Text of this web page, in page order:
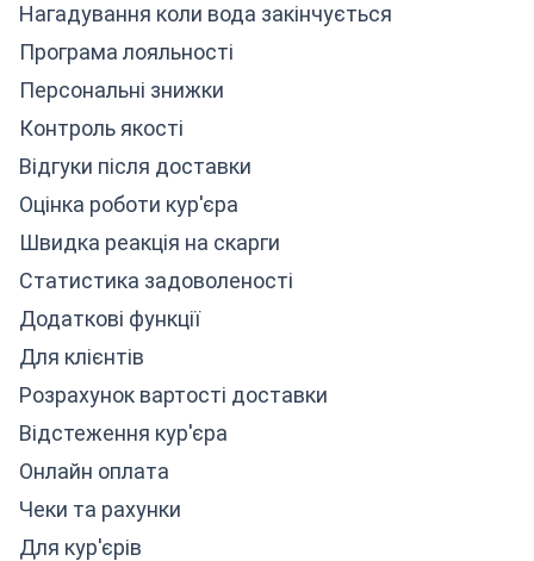
Нагадування коли вода закінчується
Програма лояльності
Персональні знижки
Контроль якості
Відгуки після доставки
Оцінка роботи кур'єра
Швидка реакція на скарги
Статистика задоволеності
Додаткові функції
Для клієнтів
Розрахунок вартості доставки
Відстеження кур'єра
Онлайн оплата
Чеки та рахунки
Для кур'єрів